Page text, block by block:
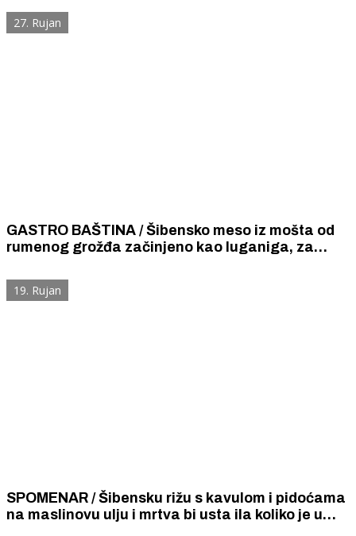
suvica i kvarat bila vina za punu kuću gušta.
27. Rujan
GASTRO BAŠTINA / Šibensko meso iz mošta od
rumenog grožđa začinjeno kao luganiga, za
19. Rujan
SPOMENAR / Šibensku rižu s kavulom i pidoćama
na maslinovu ulju i mrtva bi usta ila koliko je u